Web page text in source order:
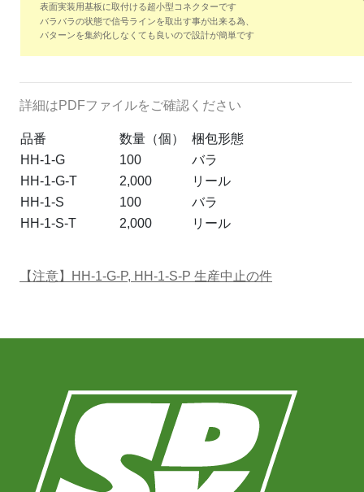
表面実装用基板に取付ける超小型コネクターです
バラバラの状態で信号ラインを取出す事が出来る為、
パターンを集約化しなくても良いので設計が簡単です
詳細はPDFファイルをご確認ください
品番 数量（個）
梱包形態
HH-1-G
100
バラ
HH-1-G-T
2,000
リール
HH-1-S
100
バラ
HH-1-S-T
2,000 リール
【注意】HH-1-G-P, HH-1-S-P 生産中止の件